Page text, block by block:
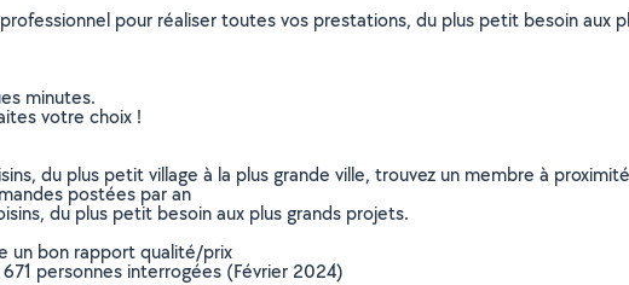
pour réaliser toutes vos prestations, du plus petit besoin aux
minutes.
votre choix !
du plus petit village à la plus grande ville, trouvez un membre à
postées par an
du plus petit besoin aux plus grands projets.
un bon rapport qualité/prix
personnes interrogées (Février 2024)